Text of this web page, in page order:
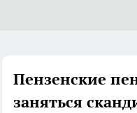
Пензенские
заняться